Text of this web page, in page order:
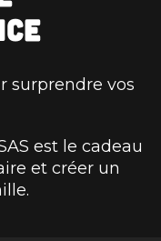
surprendre vos
est le cadeau
et créer un